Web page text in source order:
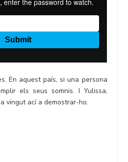
En aquest país, si una persona
els seus somnis. I Yulissa,
vingut ací a demostrar-ho.